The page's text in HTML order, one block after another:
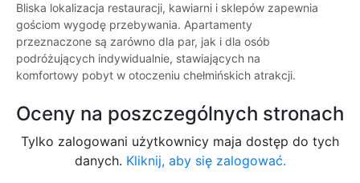
Bliska lokalizacja restauracji, kawiarni i sklepów zapewnia
gościom wygodę przebywania. Apartamenty
przeznaczone są zarówno dla par, jak i dla osób
podróżujących indywidualnie, stawiających na
komfortowy pobyt w otoczeniu chełmińskich atrakcji.
Oceny na poszczególnych stronach
Tylko zalogowani użytkownicy maja dostęp do tych
danych. Kliknij, aby się zalogować.